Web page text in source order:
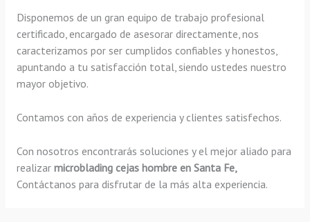
Disponemos de un gran equipo de trabajo profesional
certificado, encargado de asesorar directamente, nos
caracterizamos por ser cumplidos confiables y honestos,
apuntando a tu satisfacción total, siendo ustedes nuestro
mayor objetivo.
Contamos con años de experiencia y clientes satisfechos.
Con nosotros encontrarás soluciones y el mejor aliado para
realizar microblading cejas hombre en Santa Fe,
Contáctanos para disfrutar de la más alta experiencia.